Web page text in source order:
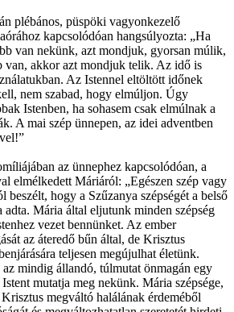
plébános, püspöki vagyonkezelő
kapcsolódóan hangsúlyozta: „Ha
van nekünk, azt mondjuk, gyorsan múlik,
van, akkor azt mondjuk telik. Az idő is
Az Istennel eltöltött időnek
nem szabad, hogy elmúljon. Úgy
Istenben, ha sohasem csak elmúlnak a
A mai szép ünnepen, az idei adventben
az ünnephez kapcsolódóan, a
elmélkedett Máriáról: „Egészen szép vagy
beszélt, hogy a Szűzanya szépségét a belső
adta. Mária által eljutunk minden szépség
vezet bennünket. Az ember
az áteredő bűn által, de Krisztus
teljesen megújulhat életünk.
mindig állandó, túlmutat önmagán egy
mutatja meg nekünk. Mária szépsége,
megváltó halálának érdeméből